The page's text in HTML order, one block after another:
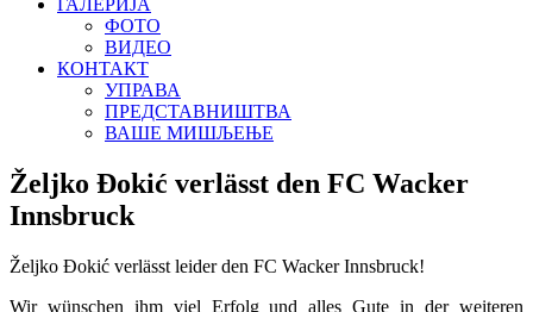
ФОТО
ВИДЕО
КОНТАКТ
УПРАВА
ПРЕДСТАВНИШТВА
ВАШЕ МИШЉЕЊЕ
Željko Đokić verlässt den FC Wacker
Innsbruck
Željko Đokić verlässt leider den FC Wacker Innsbruck!
Wir wünschen ihm viel Erfolg und alles Gute in der weiteren